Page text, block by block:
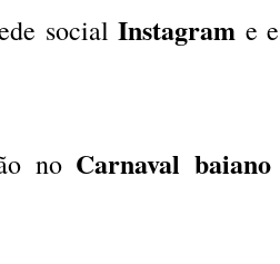
social Instagram e
no Carnaval baiano